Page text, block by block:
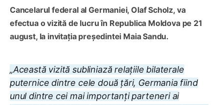
Cancelarul federal al Germaniei, Olaf Scholz, va
efectua o vizită de lucru în Republica Moldova pe 21
august, la invitația președintei Maia Sandu.
„Această vizită subliniază relațiile bilaterale
puternice dintre cele două țări, Germania fiind
unul dintre cei mai importanți parteneri ai